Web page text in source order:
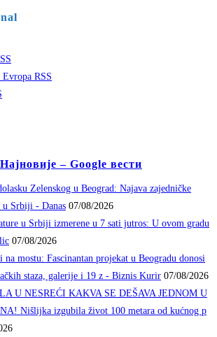
RSS
– Google вести
Zelenskog u Beograd: Najava zajedničke
Srbiji - Danas 07/08/2026
u Srbiji izmerene u 7 sati jutros: U ovom gradu
07/08/2026
na mostu: Fascinantan projekat u Beogradu donosi
staza, galerije i 19 z - Biznis Kurir 07/08/2026
U NESREĆI KAKVA SE DEŠAVA JEDNOM U
Nišlijka izgubila život 100 metara od kućnog p